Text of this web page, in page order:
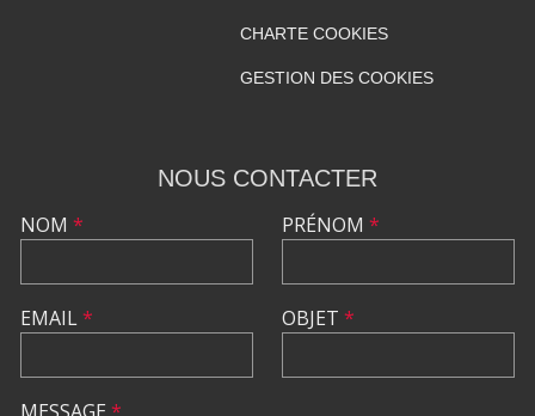
CHARTE COOKIES
GESTION DES COOKIES
NOUS CONTACTER
NOM *
EMAIL*
PRÉNOM *
OBJET *